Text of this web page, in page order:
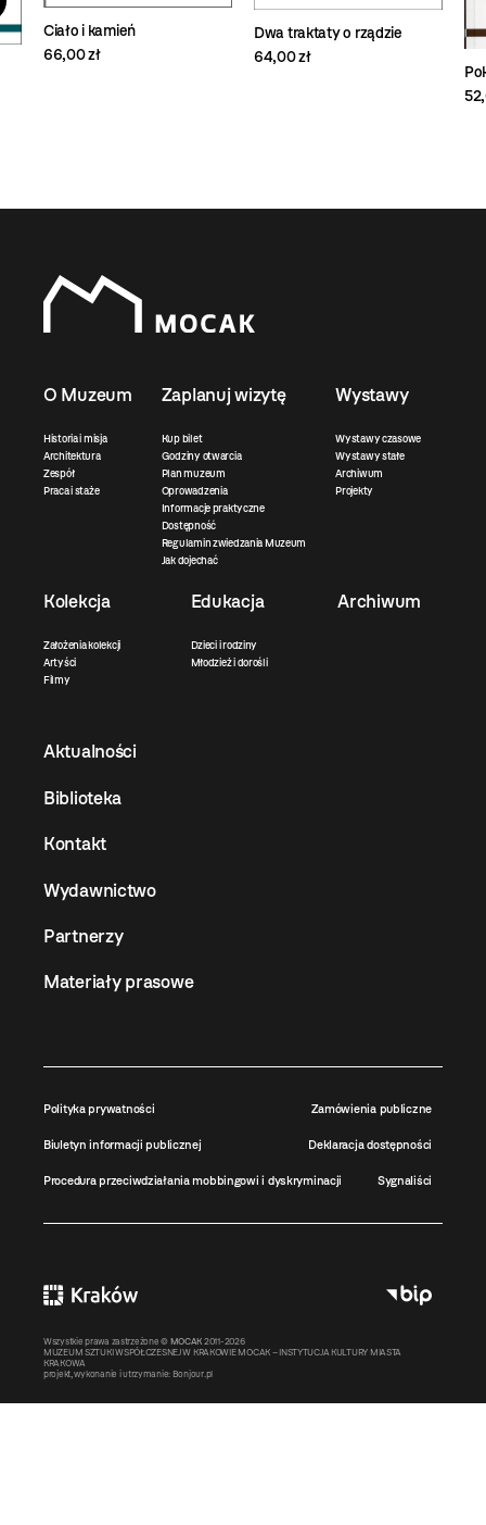
Ciało i kamień
66,00 zł
Dwa traktaty o rządzie
64,00 zł
O Muzeum
Historia i misja
Architektura
Zespół
Praca i staże
Zaplanuj wizytę
Kup bilet
Godziny otwarcia
Plan muzeum
Oprowadzenia
Informacje praktyczne
Dostępność
Regulamin zwiedzania Muzeum
Jak dojechać
Wystawy
Wystawy czasowe
Wystawy stałe
Archiwum
Projekty
Kolekcja
Założenia kolekcji
Artyści
Filmy
Edukacja
Dzieci i rodziny
Młodzież i dorośli
Archiwum
Aktualności
Biblioteka
Kontakt
Wydawnictwo
Partnerzy
Materiały prasowe
Polityka prywatności Zamówienia publiczne
Biuletyn informacji publicznej Deklaracja dostępności
Procedura przeciwdziałania mobbingowi i dyskryminacji Sygnaliści
Wszystkie prawa zastrzeżone © MOCAK 2011-2026
MUZEUM SZTUKI WSPÓŁCZESNEJ W KRAKOWIE MOCAK – INSTYTUCJA KULTURY MIASTA
KRAKOWA
projekt, wykonanie i utrzymanie: Bonjour.pl